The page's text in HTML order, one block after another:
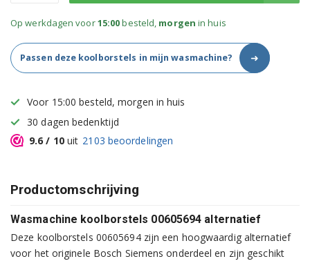
Op werkdagen voor15:00besteld, morgen in huis
Passen deze koolborstels in mijn wasmachine? ➜
Voor 15:00 besteld, morgen in huis
30 dagen bedenktijd
9.6 / 10uit 2103 beoordelingen
Productomschrijving
Wasmachine koolborstels 00605694 alternatief
Deze koolborstels 00605694 zijn een hoogwaardig alternatief
voor het originele Bosch Siemens onderdeel en zijn geschikt